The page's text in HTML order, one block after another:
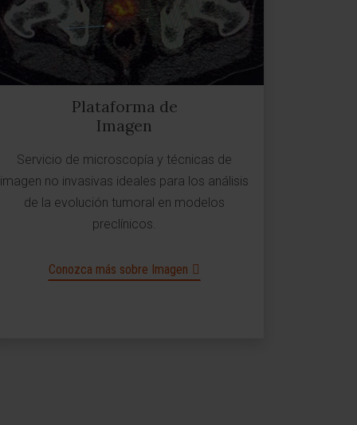
Plataforma de
Imagen
Servicio de microscopía y técnicas de
imagen no invasivas ideales para los análisis
de la evolución tumoral en modelos
preclínicos.
Conozca más sobre Imagen